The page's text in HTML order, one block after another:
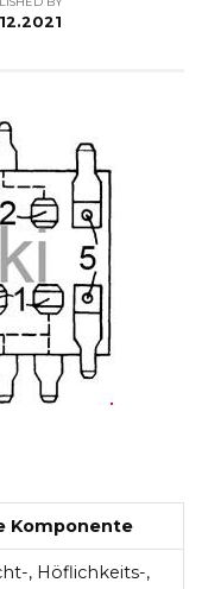
Komponente
, Höflichkeits-,